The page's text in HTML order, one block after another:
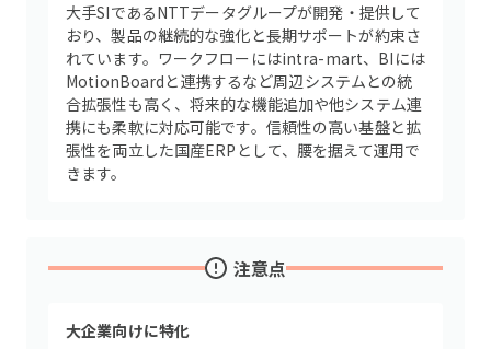
大手SIであるNTTデータグループが開発・提供して
おり、製品の継続的な強化と長期サポートが約束さ
れています。ワークフローにはintra-mart、BIには
MotionBoardと連携するなど周辺システムとの統
合拡張性も高く、将来的な機能追加や他システム連
携にも柔軟に対応可能です。信頼性の高い基盤と拡
張性を両立した国産ERPとして、腰を据えて運用で
きます。
注意点
大企業向けに特化